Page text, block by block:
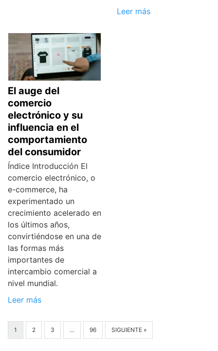
Leer más
El auge del
comercio
electrónico y su
influencia en el
comportamiento
del consumidor
Índice Introducción El
comercio electrónico, o
e-commerce, ha
experimentado un
crecimiento acelerado en
los últimos años,
convirtiéndose en una de
las formas más
importantes de
intercambio comercial a
nivel mundial.
Leer más
1 2 3 … 96 SIGUIENTE »